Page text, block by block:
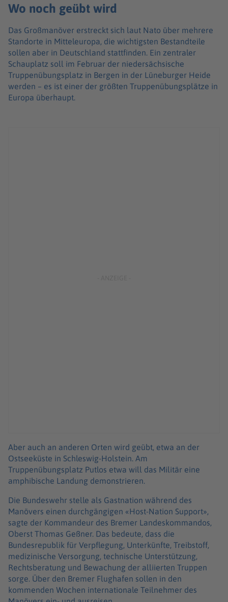
Wo noch geübt wird
Das Großmanöver erstreckt sich laut Nato über mehrere
Standorte in Mitteleuropa, die wichtigsten Bestandteile
sollen aber in Deutschland stattfinden. Ein zentraler
Schauplatz soll im Februar der niedersächsische
Truppenübungsplatz in Bergen in der Lüneburger Heide
werden – es ist einer der größten Truppenübungsplätze in
Europa überhaupt.
Aber auch an anderen Orten wird geübt, etwa an der
Ostseeküste in Schleswig-Holstein. Am
Truppenübungsplatz Putlos etwa will das Militär eine
amphibische Landung demonstrieren.
Die Bundeswehr stelle als Gastnation während des
Manövers einen durchgängigen «Host-Nation Support»,
sagte der Kommandeur des Bremer Landeskommandos,
Oberst Thomas Geßner. Das bedeute, dass die
Bundesrepublik für Verpflegung, Unterkünfte, Treibstoff,
medizinische Versorgung, technische Unterstützung,
Rechtsberatung und Bewachung der alliierten Truppen
sorge. Über den Bremer Flughafen sollen in den
kommenden Wochen internationale Teilnehmer des